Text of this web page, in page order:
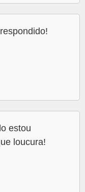
estou
loucura!